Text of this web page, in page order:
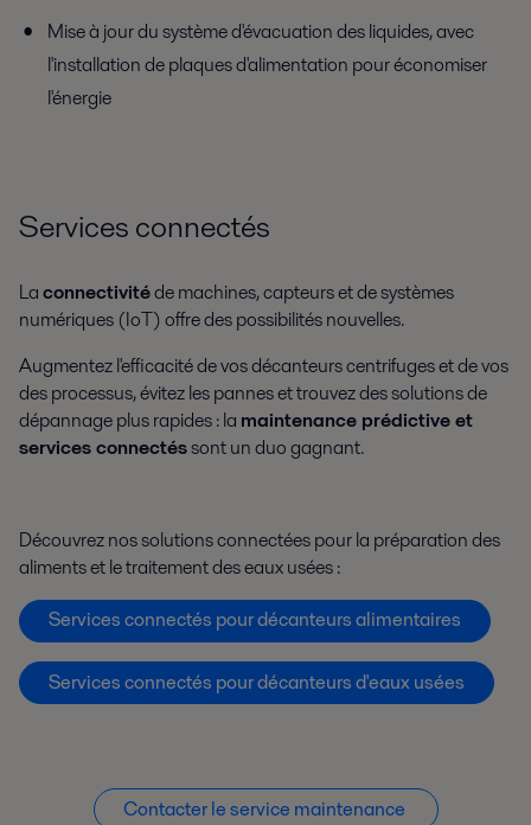
Mise à jour du système d'évacuation des liquides, avec
l'installation de plaques d'alimentation pour économiser
l'énergie
Services connectés
Laconnectivitéde machines, capteurs et de systèmes
numériques (IoT) offre des possibilités nouvelles.
Augmentez l'efficacité de vosdécanteurs centrifuges et de vos
des processus, évitez les pannes et trouvez des solutions de
dépannage plus rapides :la maintenance prédictive et
services connectéssont un duo gagnant.
Découvrez nos solutions connectées pour la préparation des
aliments et le traitement des eaux usées :
Services connectés pour décanteurs alimentaires
Services connectés pour décanteurs d'eaux usées
Contacter le service maintenance